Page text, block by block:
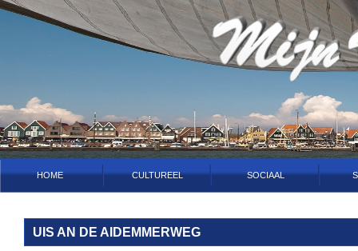
HOME CULTUREEL SOCIAAL
UIS AN DE AIDEMMERWEG